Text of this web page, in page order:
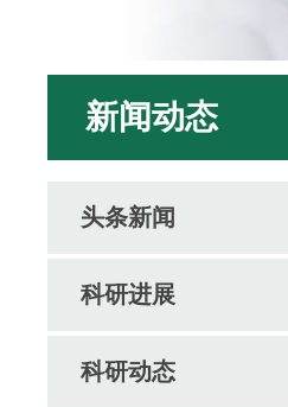
新闻动态
头条新闻
科研进展
科研动态